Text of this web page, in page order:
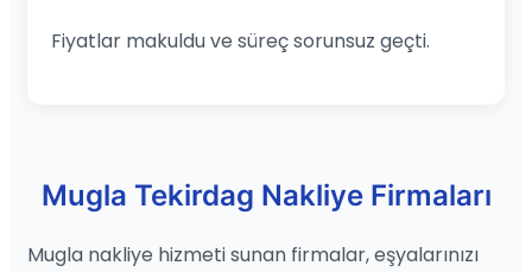
Fiyatlar makuldu ve süreç sorunsuz geçti.
Mugla Tekirdag Nakliye Firmaları
Mugla nakliye hizmeti sunan firmalar, eşyalarınızı